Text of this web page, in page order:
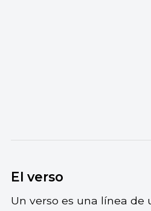
El verso
Un verso es una línea de